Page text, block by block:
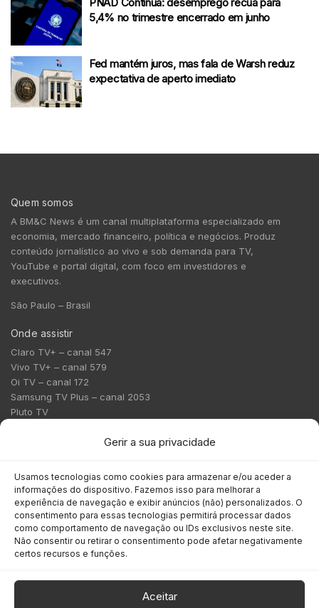
Gerir a sua privacidade
Usamos tecnologias como cookies para armazenar e/ou aceder a
informações do dispositivo. Fazemos isso para melhorar a
experiência de navegação e exibir anúncios (não) personalizados. O
consentimento para essas tecnologias permitirá processar dados
como comportamento de navegação ou IDs exclusivos neste site.
Não consentir ou retirar o consentimento pode afetar negativamente
certos recursos e funções.
Aceitar
5,4% no trimestre encerrado em junho
Fed mantém juros, mas fala de Warsh reduz
expectativa de aperto imediato
Quem somos
A BM&C News é um canal multiplataforma especializado em
economia, mercado financeiro, política e negócios. Produz
conteúdo jornalístico ao vivo e sob demanda para TV,
YouTube e portal digital, com foco em investidores e
executivos.
São Paulo – Brasil
Onde assistir
Claro TV+ – canal 547
Vivo TV+ – canal 579
Oi TV – canal 172
Samsung TV Plus – canal 2053
Pluto TV
redacao@bmcnews.com.br
Comercial:
comercial@bmcnews.com.br
Anuncie na BM&C News
A BM&C News conecta marcas a milhões de investidores